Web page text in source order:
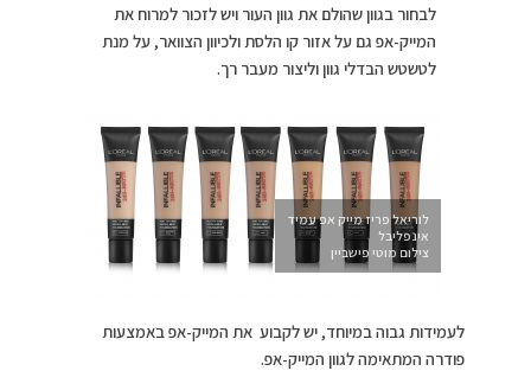
לבחור בגוון שהולם את גוון העור ויש לזכור למרוח את
המייק-אפ גם על אזור קו הלסת ולכיוון הצוואר, על מנת
לטשטש הבדלי גוון וליצור מעבר רך.
לוריאל פריז מייק אפ עמיד
אינפליבל
צילום מוטי פישביין
לעמידות גבוה במיוחד, יש לקבוע את המייק-אפ באמצעות
פודרה המתאימה לגוון המייק-אפ.